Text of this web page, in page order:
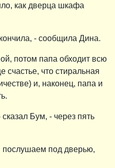
как дверца шкафа
- сообщила Дина.
потом папа обходит всю
счастье, что стиральная
и, наконец, папа и
Бум, - через пять
под дверью,